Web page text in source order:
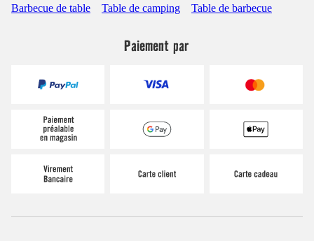
Barbecue de table Table de camping Table de barbecue
Paiement par